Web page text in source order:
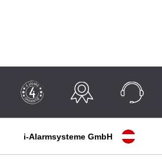
i-Alarmsysteme GmbH